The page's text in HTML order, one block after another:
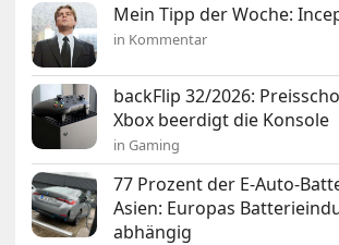
Mein Tipp der Woche:
in Kommentar
backFlip 32/2026:
Xbox beerdigt die Konsole
in Gaming
77 Prozent der E-Auto-
Asien: Europas
abhängig